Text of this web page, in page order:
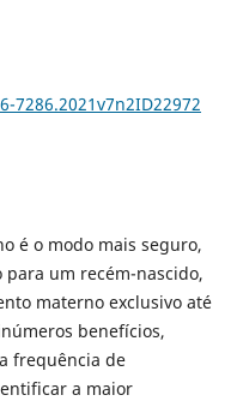
é o modo mais seguro,
um recém-nascido,
materno exclusivo até
benefícios,
frequência de
a maior